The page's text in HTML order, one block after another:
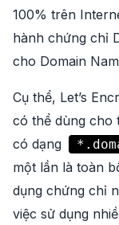
100% trên
hành chứng chỉ
cho Domain
Cụ thể, Let’s
có thể dùng cho
có dạng
một lần là toàn
dụng chứng chỉ
việc sử dụng